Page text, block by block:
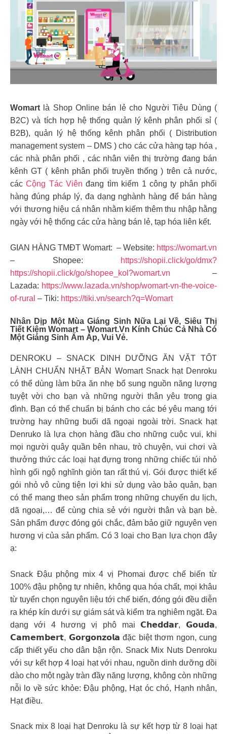
Womart là Shop Online bán lẻ cho Người Tiêu Dùng (
B2C) và tích hợp hệ thống quản lý kênh phân phối sỉ (
B2B), quản lý hệ thống kênh phân phối ( Distribution
management system – DMS ) cho các cửa hàng tạp hóa ,
các nhà phân phối , các nhân viên thị trường đang bán
kênh GT ( kênh phân phối truyền thống ) trên cả nước,
cácCộng Tác Viên đang tìm kiếm 1 công ty phân phối
hàng đúng pháp lý, đa dạng nghành hàng để bán hàng
với thương hiệu cá nhân nhằm kiếm thêm thu nhập hằng
ngày với hệ thống các cửa hàng bán lẻ, tạp hóa liên kết.
GIAN HÀNG TMĐT Womart: – Website: https://womart.vn
– Shopee:
https://shopii.click/go/dmx?
https://shopii.click/go/shopee_kol?womart.vn –
Lazada: https://www.lazada.vn/shop/womart-vn-the-voice-
of-rural – Tiki: https://tiki.vn/search?q=Womart
Nhân Dịp Một Mùa Giáng Sinh Nữa Lại Về, Siêu Thị
Tiết Kiệm Womart – Womart.vn Kính Chúc Cả Nhà Có
Một Giáng Sinh Ấm Áp, Vui Vẻ.
DENROKU – SNACK DINH DƯỠNG ĂN VẶT TỐT
LÀNH CHUẨN NHẬT BẢN Womart Snack hạt Denroku
có thể dùng làm bữa ăn nhẹ bổ sung nguồn năng lượng
tuyệt vời cho bạn và những người thân yêu trong gia
đình. Bạn có thể chuẩn bị bánh cho các bé yêu mang tới
trường hay những buổi dã ngoại ngoài trời. Snack hạt
Denruko là lựa chọn hàng đầu cho những cuộc vui, khi
mọi người quây quần bên nhau, trò chuyện, vui chơi và
thưởng thức các loại hạt đựng trong những chiếc túi nhỏ
hình gối ngộ nghĩnh giòn tan rất thú vị. Gói được thiết kế
gói nhỏ vô cùng tiện lợi khi sử dụng vào bảo quản, bạn
có thể mang theo sản phẩm trong những chuyến du lịch,
dã ngoại,… để cùng chia sẻ với người thân và bạn bè.
Sản phẩm được đóng gói chắc, đảm bảo giữ nguyên vẹn
hương vị của sản phẩm. Có 3 loại cho Bạn lựa chọn đây
ạ:
Snack Đậu phộng mix 4 vị Phomai được chế biến từ
100% đậu phộng tự nhiên, không qua hóa chất, mọi khâu
từ tuyển chọn nguyên liệu tới chế biến, đóng gói đều diễn
ra khép kín dưới sự giám sát và kiểm tra nghiêm ngặt. Đa
dạng với 4 hương vị phô mai 𝗖𝗵𝗲𝗱𝗱𝗮𝗿, 𝗚𝗼𝘂𝗱𝗮,
𝗖𝗮𝗺𝗲𝗺𝗯𝗲𝗿𝘁, 𝗚𝗼𝗿𝗴𝗼𝗻𝘇𝗼𝗹𝗮 đặc biệt thơm ngon, cung
cấp thiết yếu cho dân bận rộn. Snack Mix Nuts Denroku
với sự kết hợp 4 loại hạt với nhau, nguồn dinh dưỡng dồi
dào cho một ngày tràn đầy năng lượng, không còn những
nỗi lo về sức khỏe: Đậu phộng, Hạt óc chó, Hạnh nhân,
Hạt điều.
Snack mix 8 loại hạt Denroku là sự kết hợp từ 8 loại hạt